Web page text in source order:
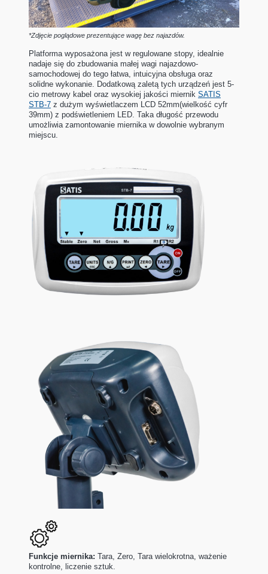
*Zdjęcie poglądowe prezentujące wagę bez najazdów.
Platforma wyposażona jest w regulowane stopy, idealnie
nadaje się do zbudowania małej wagi najazdowo-
samochodowej do tego łatwa, intuicyjna obsługa oraz
solidne wykonanie. Dodatkową zaletą tych urządzeń jest 5-
cio metrowy kabel oraz wysokiej jakości miernik SATIS
STB-7 z dużym wyświetlaczem LCD 52mm(wielkość cyfr
39mm) z podświetleniem LED. Taka długość przewodu
umożliwia zamontowanie miernika w dowolnie wybranym
miejscu.
Funkcje miernika: Tara, Zero, Tara wielokrotna, ważenie
kontrolne, liczenie sztuk.